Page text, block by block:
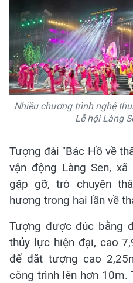
Nhiều chương trình nghệ
Lễ hội Làng
Tượng đài "Bác Hồ về
vận động Làng Sen,
gặp gỡ, trò chuyện
hương trong hai lần về
Tượng được đúc bằng
thủy lực hiện đại, cao
đế đặt tượng cao
công trình lên hơn